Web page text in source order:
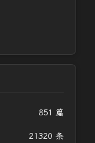
851 篇
21320 条